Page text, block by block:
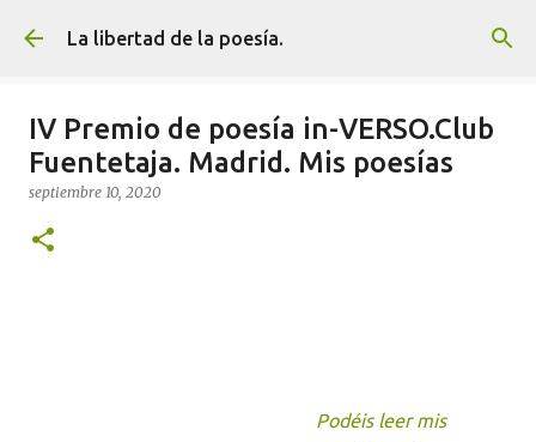
Ir al contenido principal
La libertad de la poesía.
IV Premio de poesía in-VERSO.Club
Fuentetaja. Madrid. Mis poesías
septiembre 10, 2020
Podéis leer mis